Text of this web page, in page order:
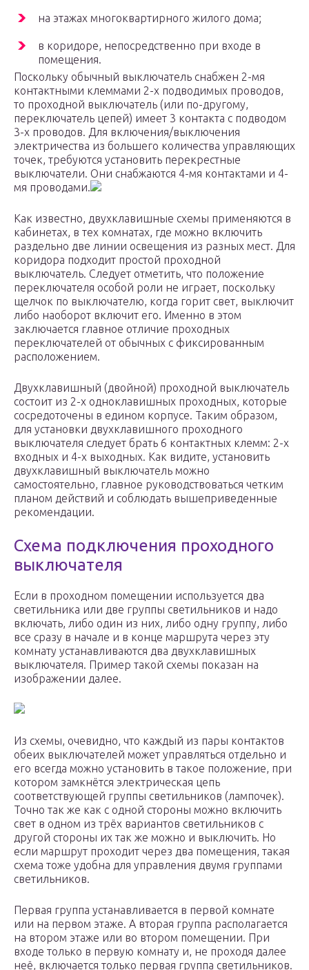
на этажах многоквартирного жилого дома;
в коридоре, непосредственно при входе в
помещения.
Поскольку обычный выключатель снабжен 2-мя
контактными клеммами 2-х подводимых проводов,
то проходной выключатель (или по-другому,
переключатель цепей) имеет 3 контакта с подводом
3-х проводов. Для включения/выключения
электричества из большего количества управляющих
точек, требуются установить перекрестные
выключатели. Они снабжаются 4-мя контактами и 4-
мя проводами.
Как известно, двухклавишные схемы применяются в
кабинетах, в тех комнатах, где можно включить
раздельно две линии освещения из разных мест. Для
коридора подходит простой проходной
выключатель. Следует отметить, что положение
переключателя особой роли не играет, поскольку
щелчок по выключателю, когда горит свет, выключит
либо наоборот включит его. Именно в этом
заключается главное отличие проходных
переключателей от обычных с фиксированным
расположением.
Двухклавишный (двойной) проходной выключатель
состоит из 2-х одноклавишных проходных, которые
сосредоточены в едином корпусе. Таким образом,
для установки двухклавишного проходного
выключателя следует брать 6 контактных клемм: 2-х
входных и 4-х выходных. Как видите, установить
двухклавишный выключатель можно
самостоятельно, главное руководствоваться четким
планом действий и соблюдать вышеприведенные
рекомендации.
Схема подключения проходного
выключателя
Если в проходном помещении используется два
светильника или две группы светильников и надо
включать, либо один из них, либо одну группу, либо
все сразу в начале и в конце маршрута через эту
комнату устанавливаются два двухклавишных
выключателя. Пример такой схемы показан на
изображении далее.
Из схемы, очевидно, что каждый из пары контактов
обеих выключателей может управляться отдельно и
его всегда можно установить в такое положение, при
котором замкнётся электрическая цепь
соответствующей группы светильников (лампочек).
Точно так же как с одной стороны можно включить
свет в одном из трёх вариантов светильников с
другой стороны их так же можно и выключить. Но
если маршрут проходит через два помещения, такая
схема тоже удобна для управления двумя группами
светильников.
Первая группа устанавливается в первой комнате
или на первом этаже. А вторая группа располагается
на втором этаже или во втором помещении. При
входе только в первую комнату и, не проходя далее
неё, включается только первая группа светильников.